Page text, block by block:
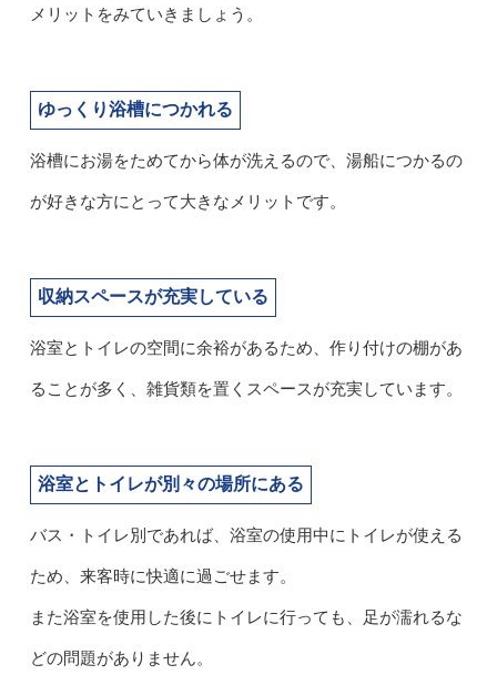
メリットをみていきましょう。
ゆっくり浴槽につかれる
浴槽にお湯をためてから体が洗えるので、湯船につかるの
が好きな方にとって大きなメリットです。
収納スペースが充実している
浴室とトイレの空間に余裕があるため、作り付けの棚があ
ることが多く、雑貨類を置くスペースが充実しています。
浴室とトイレが別々の場所にある
バス・トイレ別であれば、浴室の使用中にトイレが使える
ため、来客時に快適に過ごせます。
また浴室を使用した後にトイレに行っても、足が濡れるな
どの問題がありません。